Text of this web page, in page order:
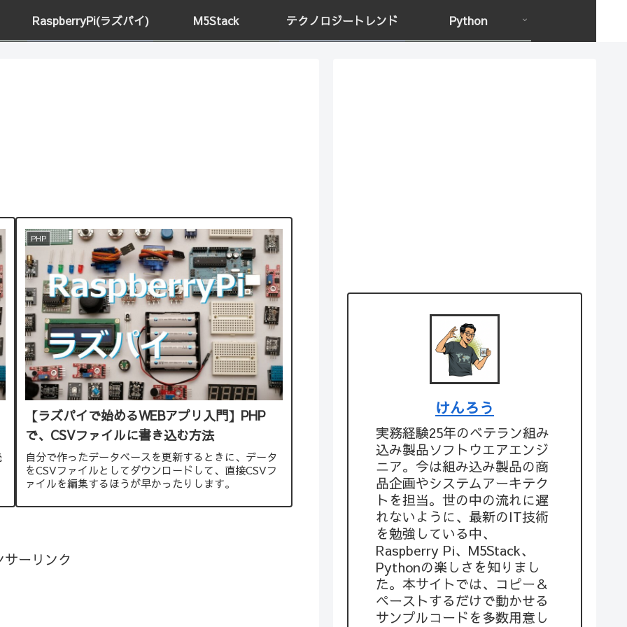
RaspberryPi(ラズパイ) M5Stack テクノロジートレンド Python
PHP
【ラズパイで始めるWEBアプリ入門】PHP
で、CSVファイルに書き込む方法
自分で作ったデータベースを更新するときに、データ
をCSVファイルとしてダウンロードして、直接CSVフ
ァイルを編集するほうが早かったりします。
サーリンク
けんろう
実務経験25年のベテラン組み
込み製品ソフトウエアエンジ
ニア。今は組み込み製品の商
品企画やシステムアーキテク
トを担当。世の中の流れに遅
れないように、最新のIT技術
を勉強している中、
Raspberry Pi、M5Stack、
Pythonの楽しさを知りまし
た。本サイトでは、コピー＆
ペーストするだけで動かせる
サンプルコードを多数用意し